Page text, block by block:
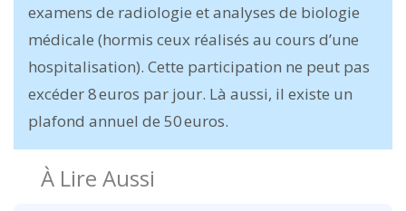
examens de radiologie et analyses de biologie
médicale (hormis ceux réalisés au cours d’une
hospitalisation). Cette participation ne peut pas
excéder 8 euros par jour. Là aussi, il existe un
plafond annuel de 50 euros.
À Lire Aussi